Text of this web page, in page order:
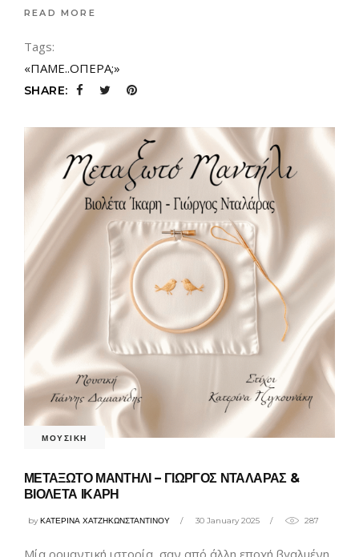
READ MORE
Tags:
«ΠΑΜΕ..ΟΠΕΡΑ;»
SHARE:
ΜΟΥΣΙΚΗ
ΜΕΤΑΞΩΤΟ ΜΑΝΤΗΛΙ – ΓΙΩΡΓΟΣ ΝΤΑΛΑΡΑΣ &
ΒΙΟΛΕΤΑ ΙΚΑΡΗ
byΚΑΤΕΡΙΝΑ ΧΑΤΖΗΚΩΝΣΤΑΝΤΙΝΟΥ 30 January 2025 287